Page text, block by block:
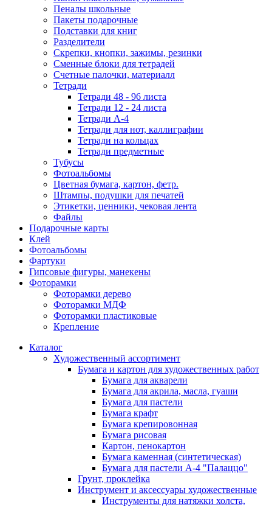
Пеналы школьные
Пакеты подарочные
Подставки для книг
Разделители
Скрепки, кнопки, зажимы, резинки
Сменные блоки для тетрадей
Счетные палочки, материалл
Тетради
Тетради 48 - 96 листа
Тетради 12 - 24 листа
Тетради А-4
Тетради для нот, каллиграфии
Тетради на кольцах
Тетради предметные
Тубусы
Фотоальбомы
Цветная бумага, картон, фетр.
Штампы, подушки для печатей
Этикетки, ценники, чековая лента
Файлы
Подарочные карты
Клей
Фотоальбомы
Фартуки
Гипсовые фигуры, манекены
Фоторамки
Фоторамки дерево
Фоторамки МДФ
Фоторамки пластиковые
Крепление
Каталог
Художественный ассортимент
Бумага и картон для художественных работ
Бумага для акварели
Бумага для акрила, масла, гуаши
Бумага для пастели
Бумага крафт
Бумага крепировонная
Бумага рисовая
Картон, пенокартон
Бумага каменная (синтетическая)
Бумага для пастели А-4 "Палаццо"
Грунт, проклейка
Инструмент и аксессуары художественные
Инструменты для натяжки холста,